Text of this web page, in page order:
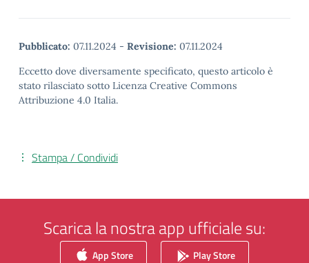
Pubblicato: 07.11.2024 - Revisione: 07.11.2024
Eccetto dove diversamente specificato, questo articolo è
stato rilasciato sotto Licenza Creative Commons
Attribuzione 4.0 Italia.
Stampa / Condividi
Scarica la nostra app ufficiale su:
App Store Play Store